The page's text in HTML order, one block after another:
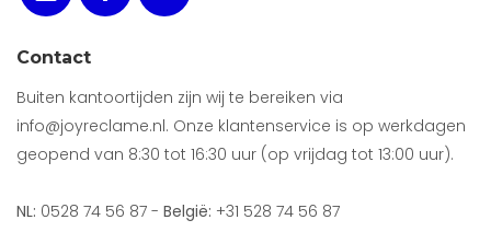
Contact
Buiten kantoortijden zijn wij te bereiken via
info@joyreclame.nl. Onze klantenservice is op werkdagen
geopend van 8:30 tot 16:30 uur (op vrijdag tot 13:00 uur).
NL: 0528 74 56 87 - België: +31 528 74 56 87